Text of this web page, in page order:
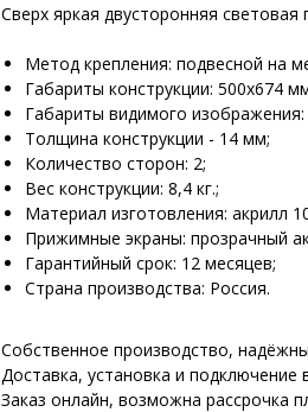
Сверх яркая двусторонняя
Метод крепления: подвесной на
Габариты конструкции: 500х674
Габариты видимого
Толщина конструкции - 14 мм;
Количество сторон: 2;
Вес конструкции: 8,4 кг.;
Материал изготовления: акрилл
Прижимные экраны: прозрачный
Гарантийный срок: 12 месяцев;
Страна производства: Россия.
Собственное производство,
Доставка, установка и
Заказ онлайн, возможна рассрочка